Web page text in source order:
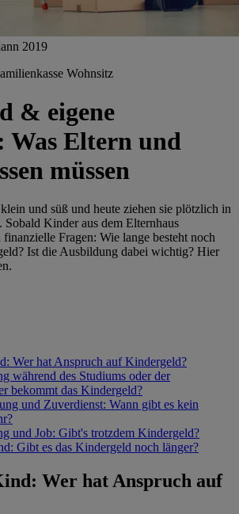
2019
Wohnsitz
& eigene
Was Eltern und
müssen
und süß und heute ziehen sie plötzlich in
Sobald Kinder aus dem Elternhaus
finanzielle Fragen: Wie lange besteht noch
Ist die Ausbildung dabei wichtig? Hier
Wer hat Anspruch auf Kindergeld?
während des Studiums oder der
bekommt das Kindergeld?
und Zuverdienst: Wann gibt es kein
und Job: Gibt's trotzdem Kindergeld?
Gibt es das Kindergeld noch länger?
Wer hat Anspruch auf